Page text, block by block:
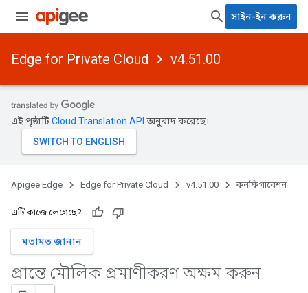
সাইন-ইন করুন
Edge for Private Cloud v4.51.00
এই পৃষ্ঠাটিCloud Translation API অনুবাদ করেছে।
Apigee Edge Edge for Private Cloud v4.51.00 কনফিগারেশন
এটি কাজে লেগেছে?
মতামত জানান
প্রান্তে মৌলিক প্রমাণীকরণ অক্ষম করুন